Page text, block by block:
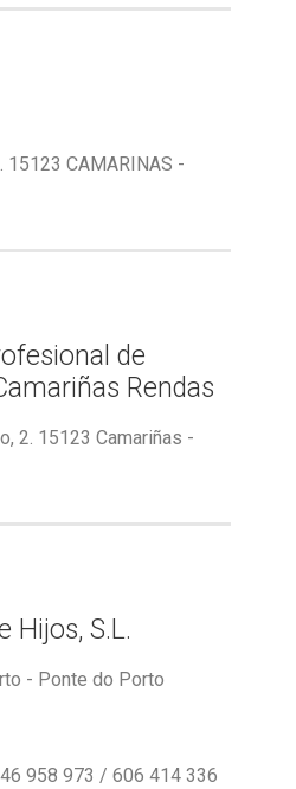
15123 CAMARINAS -
de
Rendas
2. 15123 Camariñas -
Hijos, S.L.
- Ponte do Porto
958 973 / 606 414 336